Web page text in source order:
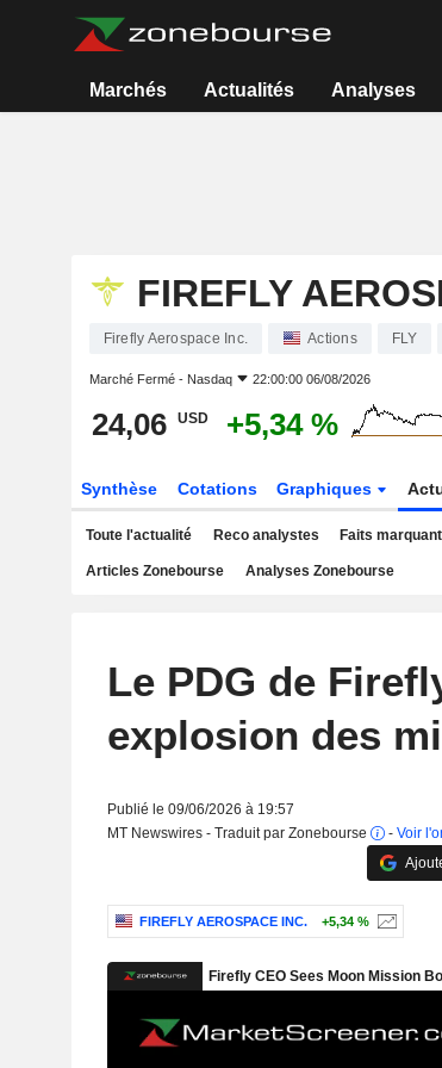
Marchés Actualités Analyses
FIREFLY
Firefly Aerospace Inc. Actions FLY
Marché Fermé - Nasdaq 22:00:00 06/08/2026
24,06 USD +5,34 %
Synthèse Cotations Graphiques
Toute l'actualité Reco analystes Faits
Articles Zonebourse Analyses Zonebourse
Le PDG de
explosion des
Publié le 09/06/2026 à 19:57
MT Newswires - Traduit par Zonebourse
- Voir
FIREFLY AEROSPACE INC. +5,34 %